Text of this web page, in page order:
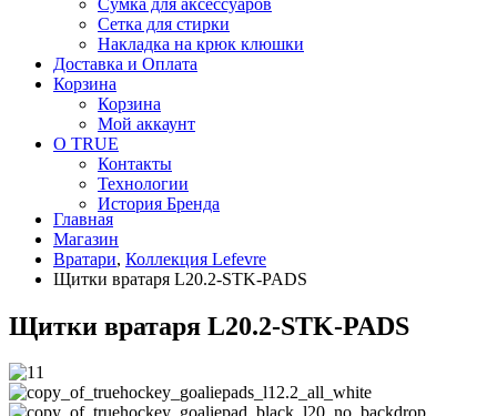
Сетка для стирки
Накладка на крюк клюшки
Доставка и Оплата
Корзина
Корзина
Мой аккаунт
О TRUE
Контакты
Технологии
История Бренда
Главная
Магазин
Вратари, Коллекция Lefevre
Щитки вратаря L20.2-STK-PADS
Щитки вратаря L20.2-STK-PADS